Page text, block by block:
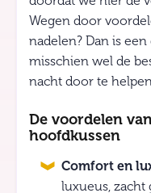
Wegen door
nadelen? Dan is
misschien wel de
nacht door te
De voordelen
hoofdkussen
Comfort en
luxueus, zacht